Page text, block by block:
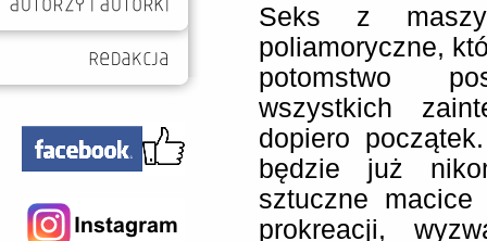
Seks z
poliamoryczne,
potomstwo
wszystkich
dopiero
będzie już
sztuczne macice
prokreacji,